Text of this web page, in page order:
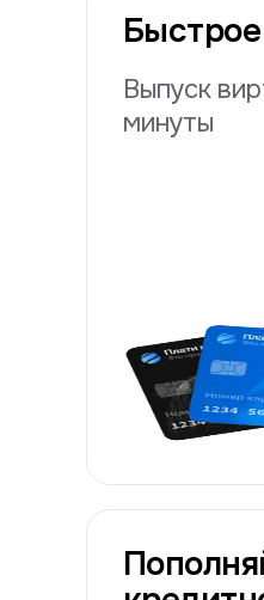
Выпуск
минуты